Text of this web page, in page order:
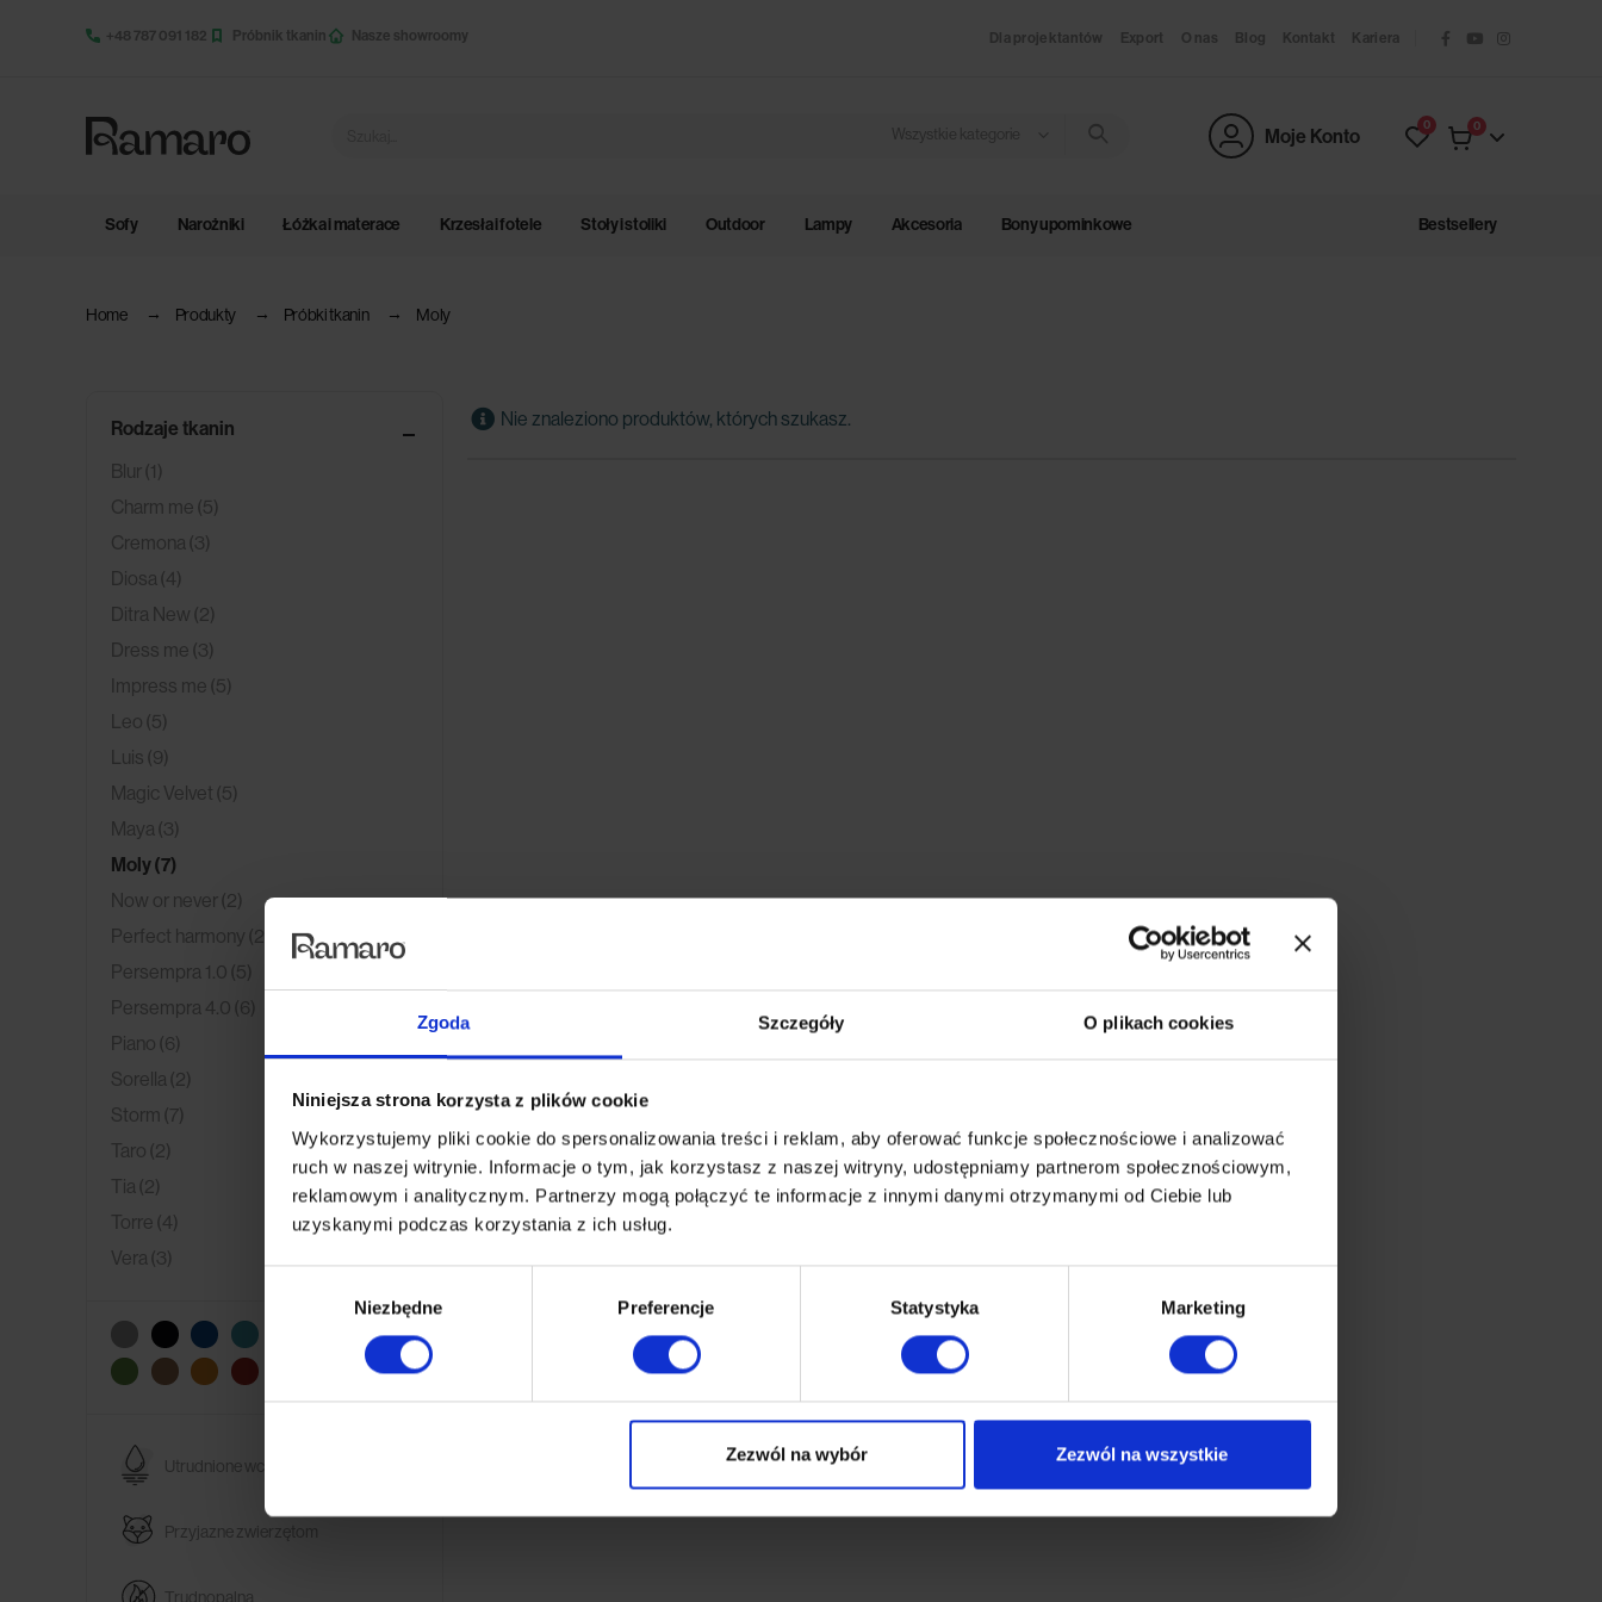
Zgoda Szczegóły O plikach cookies
Niniejsza strona korzysta z plików cookie
Wykorzystujemy pliki cookie do spersonalizowania treści i reklam, aby oferować funkcje społecznościowe i analizować
ruch w naszej witrynie. Informacje o tym, jak korzystasz z naszej witryny, udostępniamy partnerom społecznościowym,
reklamowym i analitycznym. Partnerzy mogą połączyć te informacje z innymi danymi otrzymanymi od Ciebie lub
uzyskanymi podczas korzystania z ich usług.
Niezbędne Preferencje Statystyka Marketing
Zezwól na wybór Zezwól na wszystkie
+48 787 091 182 Próbnik tkanin Nasze showroomy Dla projektantów Export O nas Blog Kontakt Kariera
Wszystkie kategorie Moje Konto 0 0
Sofy Narożniki Łóżka i materace Krzesła i fotele Stoły i stoliki Outdoor Lampy Akcesoria Bony upominkowe Bestsellery
Home Produkty Próbki tkanin Moly
Nie znaleziono produktów, których szukasz.
Rodzaje tkanin
Blur (1)
Charm me (5)
Cremona (3)
Diosa (4)
Ditra New (2)
Dress me (3)
Impress me (5)
Leo (5)
Luis (9)
Magic Velvet (5)
Maya (3)
Moly(7)
Now or never (2)
Perfect harmony (2)
Persempra 1.0 (5)
Persempra 4.0 (6)
Piano (6)
Sorella (2)
Storm (7)
Taro (2)
Tia (2)
Torre (4)
Vera (3)
Utrudnione wchłanianie
Przyjazne zwierzętom
Trudnopalna